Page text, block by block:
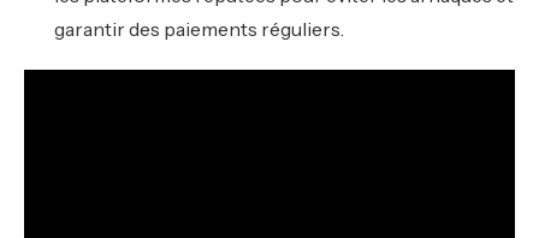
garantir des paiements réguliers.